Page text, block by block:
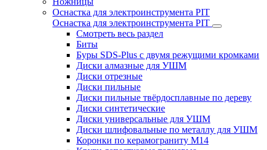
Оснастка для электроинструмента PIT
Оснастка для электроинструмента PIT
Смотреть весь раздел
Биты
Буры SDS-Plus c двумя режущими кромками
Диски алмазные для УШМ
Диски отрезные
Диски пильные
Диски пильные твёрдосплавные по дереву
Диски синтетические
Диски универсальные для УШМ
Диски шлифовальные по металлу для УШМ
Коронки по керамограниту M14